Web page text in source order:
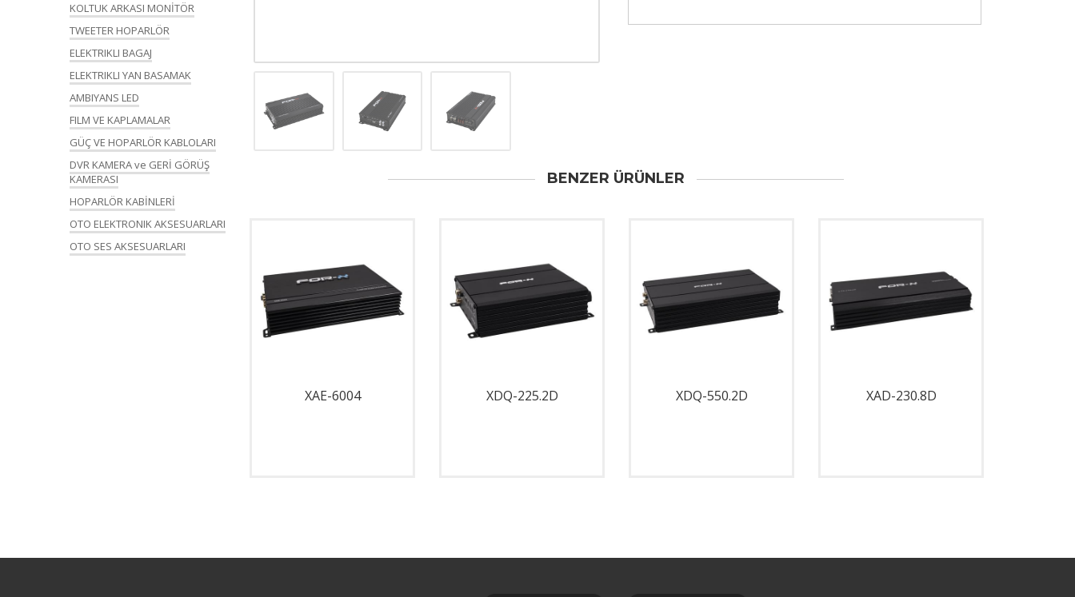
KOLTUK ARKASI MONİTÖR
TWEETER HOPARLÖR
ELEKTRIKLI BAGAJ
ELEKTRIKLI YAN BASAMAK
AMBIYANS LED
FILM VE KAPLAMALAR
GÜÇ VE HOPARLÖR KABLOLARI
DVR KAMERA ve GERİ GÖRÜŞ
KAMERASI
HOPARLÖR KABİNLERİ
OTO ELEKTRONIK AKSESUARLARI
OTO SES AKSESUARLARI
BENZER ÜRÜNLER
XAE-6004 XDQ-225.2D XDQ-550.2D XAD-230.8D